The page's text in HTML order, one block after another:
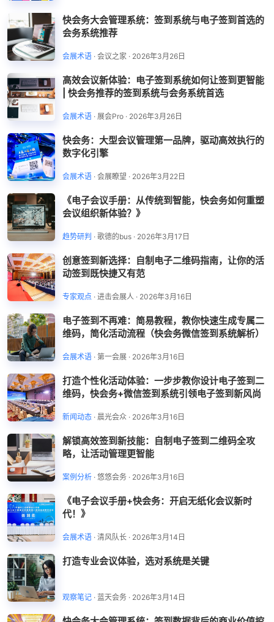
快会务大会管理系统：签到系统与电子签到首选的
会务系统推荐
会展术语 · 会议之家 · 2026年3月26日
高效会议新体验：电子签到系统如何让签到更智能
| 快会务推荐的签到系统与会务系统首选
会展术语 · 展会Pro · 2026年3月26日
快会务：大型会议管理第一品牌，驱动高效执行的
数字化引擎
会展术语 · 会展瞭望 · 2026年3月22日
《电子会议手册：从传统到智能，快会务如何重塑
会议组织新体验？》
趋势研判 · 歌德的bus · 2026年3月17日
创意签到新选择：自制电子二维码指南，让你的活
动签到既快捷又有范
专家观点 · 进击会展人 · 2026年3月16日
电子签到不再难：简易教程，教你快速生成专属二
维码，简化活动流程（快会务微信签到系统解析）
会展术语 · 第一会展 · 2026年3月16日
打造个性化活动体验：一步步教你设计电子签到二
维码，快会务+微信签到系统引领电子签到新风尚
新闻动态 · 晨光会众 · 2026年3月16日
解锁高效签到新技能：自制电子签到二维码全攻
略，让活动管理更智能
案例分析 · 悠悠会务 · 2026年3月16日
《电子会议手册+快会务：开启无纸化会议新时
代！》
会展术语 · 清风队长 · 2026年3月14日
打造专业会议体验，选对系统是关键
观察笔记 · 蓝天会务 · 2026年3月14日